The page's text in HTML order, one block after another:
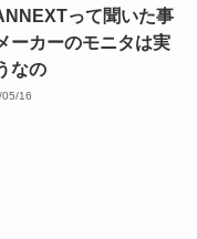
って聞いた事
ーカーのモニタは実
なの
16